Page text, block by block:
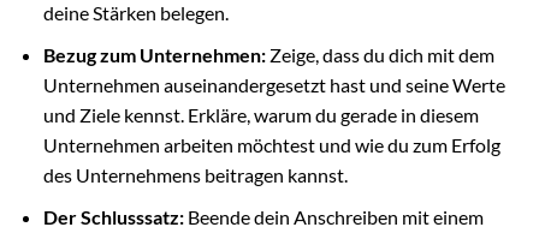
deine Stärken belegen.
Bezug zum Unternehmen:Zeige, dass du dich mit dem
Unternehmen auseinandergesetzt hast und seine Werte
und Ziele kennst. Erkläre, warum du gerade in diesem
Unternehmen arbeiten möchtest und wie du zum Erfolg
des Unternehmens beitragen kannst.
Der Schlusssatz:Beende dein Anschreiben mit einem